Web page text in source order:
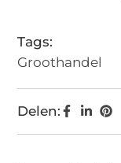
Tags:
Groothandel
Delen: